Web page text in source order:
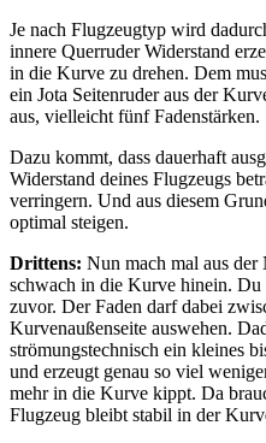
Je nach Flugzeugtyp wird
innere Querruder Widerstand
in die Kurve zu drehen. Dem
ein Jota Seitenruder aus der
aus, vielleicht fünf Fadenstärken.
Dazu kommt, dass dauerhaft
Widerstand deines Flugzeugs
verringern. Und aus diesem
optimal steigen.
Drittens: Nun mach mal aus der
schwach in die Kurve hinein. Du
zuvor. Der Faden darf dabei
Kurvenaußenseite auswehen.
strömungstechnisch ein kleines
und erzeugt genau so viel
mehr in die Kurve kippt. Da
Flugzeug bleibt stabil in der